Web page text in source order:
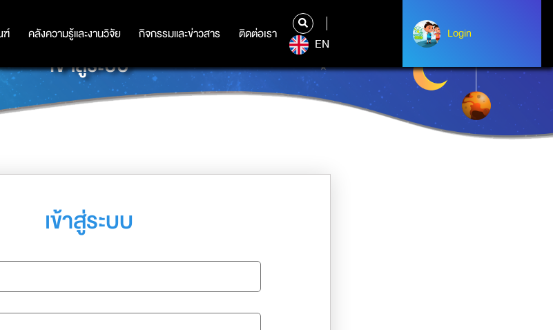
คลังความรู้และงานวิจัย กิจกรรมและข่าวสาร ติดต่อเรา
คลังความรู้และงานวิจัย กิจกรรมและข่าวสาร ติดต่อเรา
EN
Login
Albert Einstein
เข้าสู่ระบบ
เข้าสู่ระบบ